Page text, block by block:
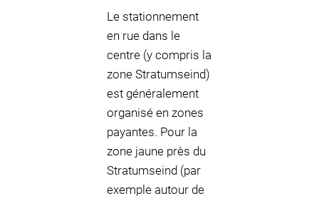
Le stationnement
en rue dans le
centre (y compris la
zone Stratumseind)
est généralement
organisé en zones
payantes. Pour la
zone jaune près du
Stratumseind (par
exemple autour de